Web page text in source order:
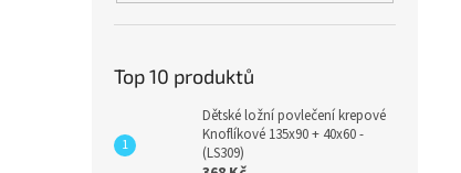
Top 10 produktů
Dětské ložní povlečení krepové
Knoflíkové 135x90 + 40x60 -
(LS309)